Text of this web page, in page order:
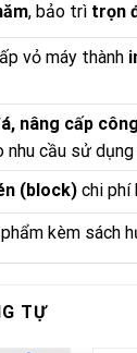
, bảo trì trọn
vỏ máy thành
nâng cấp
nhu cầu sử dụng
(block)chi phí
kèm sách
TỰ